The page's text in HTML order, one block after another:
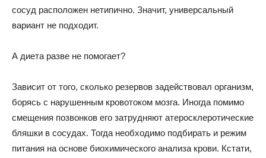
сосуд расположен нетипично. Значит, универсальный
вариант не подходит.
А диета разве не помогает?
Зависит от того, сколько резервов задействовал организм,
борясь с нарушенным кровотоком мозга. Иногда помимо
смещения позвонков его затрудняют атеросклеротические
бляшки в сосудах. Тогда необходимо подбирать и режим
питания на основе биохимического анализа крови. Кстати,